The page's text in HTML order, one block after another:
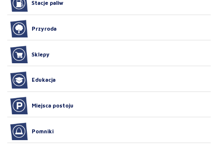
Stacje paliw
Przyroda
Sklepy
Edukacja
Miejsca postoju
Pomniki